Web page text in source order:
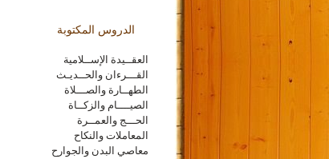
الدروس المكتوبة
العقــيدة الإســلامية
القـــرءان والحــديـث
الطهــارة والصـــلاة
الصيــــام والزكــاة
الحـــج والعمــرة
المعاملات والنكاح
معاصي البدن والجوارح